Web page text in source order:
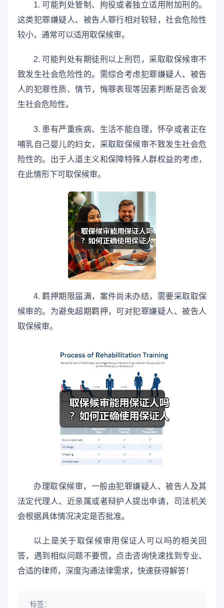
1. 可能判处管制、拘役或者独立适用附加刑的。
这类犯罪嫌疑人、被告人罪行相对较轻，社会危险性
较小，通常可以适用取保候审。
2. 可能判处有期徒刑以上刑罚，采取取保候审不
致发生社会危险性的。需综合考虑犯罪嫌疑人、被告
人的犯罪性质、情节，悔罪表现等因素判断是否会发
生社会危险性。
3. 患有严重疾病、生活不能自理，怀孕或者正在
哺乳自己婴儿的妇女，采取取保候审不致发生社会危
险性的。出于人道主义和保障特殊人群权益的考虑，
在此情形下可取保候审。
4. 羁押期限届满，案件尚未办结，需要采取取保
候审的。为避免超期羁押，可对犯罪嫌疑人、被告人
取保候审。
办理取保候审，一般由犯罪嫌疑人、被告人及其
法定代理人、近亲属或者辩护人提出申请，司法机关
会根据具体情况决定是否批准。
以上是关于取保候审用保证人可以吗的相关回
答，遇到相似问题不要慌，点击咨询快速找到专业、
合适的律师，深度沟通法律需求，快速获得解答！
标签：